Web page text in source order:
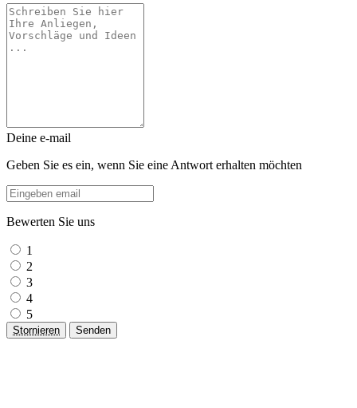
Deine e-mail
Geben Sie es ein, wenn Sie eine Antwort erhalten möchten
Bewerten Sie uns
1
2
3
4
5
Stornieren Senden